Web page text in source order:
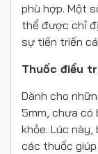
phù hợp. Một
thể được chỉ
sự tiến triến
Thuốc điều
Dành cho
5mm, chưa có
khỏe. Lúc
các thuốc